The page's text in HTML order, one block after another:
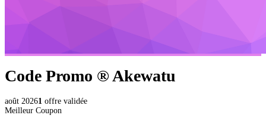
Code Promo ®Akewatu
août 20261 offre validée
Meilleur Coupon